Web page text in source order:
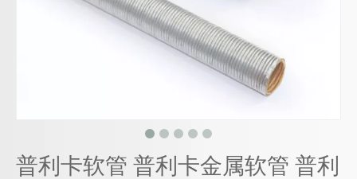
普利卡软管 普利卡金属软管 普利